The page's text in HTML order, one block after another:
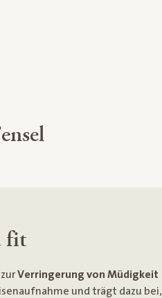
fit
zurVerringerung von Müdigkeit
und trägt dazu bei,